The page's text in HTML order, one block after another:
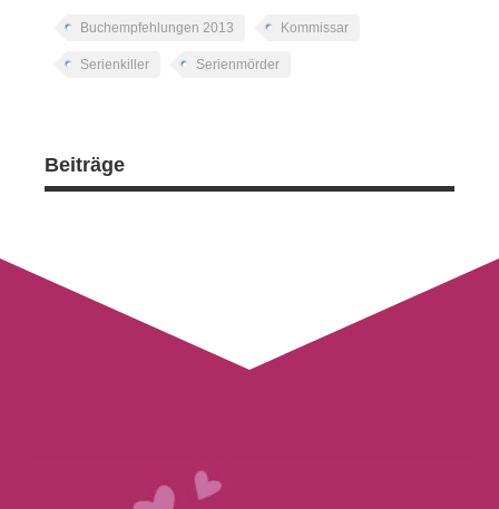
Buchempfehlungen 2013 Kommissar
Serienkiller Serienmörder
Beiträge